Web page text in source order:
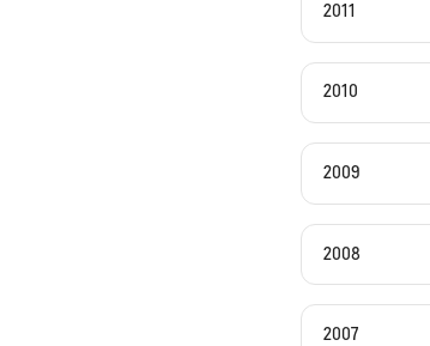
2011
2010
2009
2008
2007